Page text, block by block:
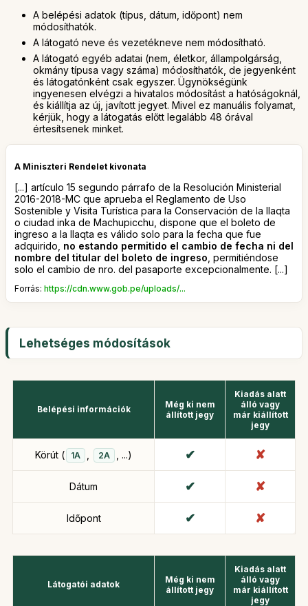
A belépési adatok (típus, dátum, időpont) nem
módosíthatók.
A látogató neve és vezetékneve nem módosítható.
A látogató egyéb adatai (nem, életkor, állampolgárság,
okmány típusa vagy száma) módosíthatók, de jegyenként
és látogatónként csak egyszer. Ügynökségünk
ingyenesen elvégzi a hivatalos módosítást a hatóságoknál,
és kiállítja az új, javított jegyet. Mivel ez manuális folyamat,
kérjük, hogy a látogatás előtt legalább 48 órával
értesítsenek minket.
A Miniszteri Rendelet kivonata
[...] artículo 15 segundo párrafo de la Resolución Ministerial
2016-2018-MC que aprueba el Reglamento de Uso
Sostenible y Visita Turística para la Conservación de la llaqta
o ciudad inka de Machupicchu, dispone que el boleto de
ingreso a la llaqta es válido solo para la fecha que fue
adquirido, no estando permitido el cambio de fecha ni del
nombre del titular del boleto de ingreso , permitiéndose
solo el cambio de nro. del pasaporte excepcionalmente. [...]
Forrás: https://cdn.www.gob.pe/uploads/...
Lehetséges módosítások
Belépési információk
Még ki nem
állított jegy
Kiadás alatt
álló vagy
már kiállított
jegy
Körút ( 1A 2A , ...)
Dátum
Időpont
Látogatói adatok
Még ki nem
állított jegy
Kiadás alatt
álló vagy
már kiállított
jegy